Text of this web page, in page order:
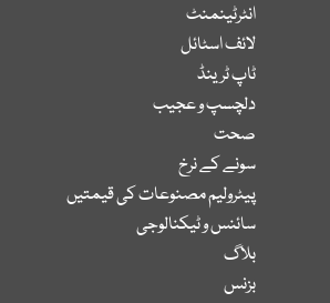
انٹرٹینمنٹ
لائف اسٹائل
ٹاپ ٹرینڈ
دلچسپ و عجیب
صحت
سونے کے نرخ
پیٹرولیم مصنوعات کی قیمتیں
سائنس و ٹیکنالوجی
بلاگ
بزنس